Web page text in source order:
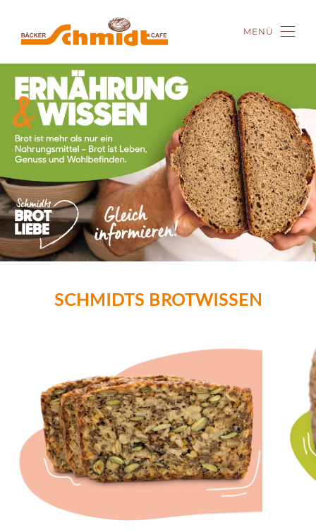
Zum Hauptinhalt springen
MENÜ
SCHMIDTS BROTWISSEN